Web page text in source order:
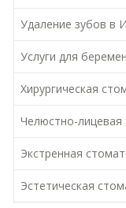
Удаление зубов в
Услуги для
Хирургическая
Челюстно-лицевая
Экстренная
Эстетическая